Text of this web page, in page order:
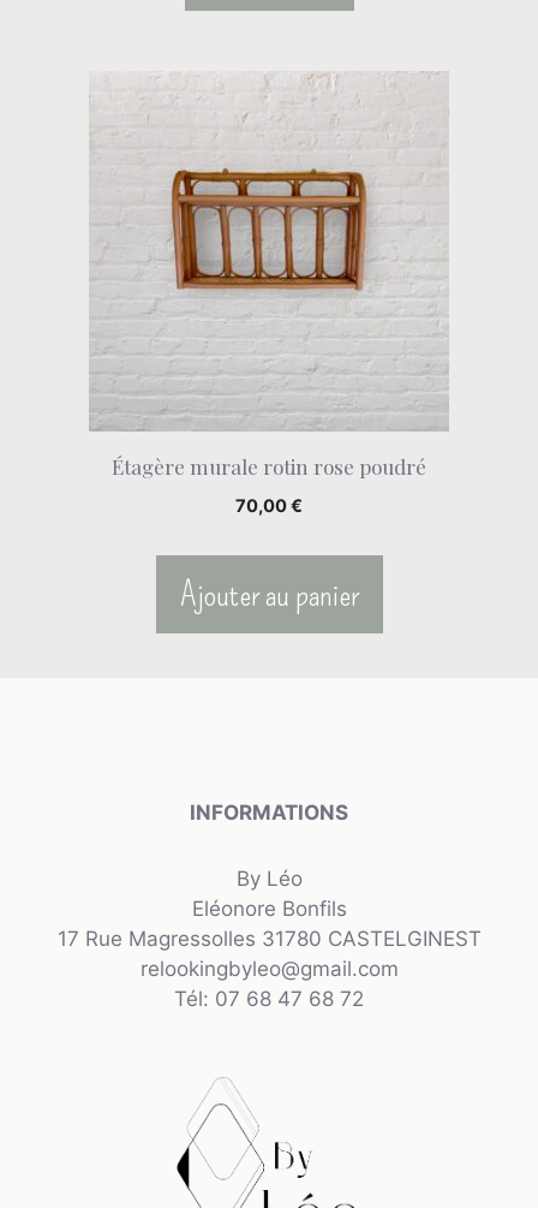
Étagère murale rotin rose poudré
70,00€
Ajouter au panier
INFORMATIONS
By Léo
Eléonore Bonfils
17 Rue Magressolles 31780 CASTELGINEST
relookingbyleo@gmail.com
Tél: 07 68 47 68 72